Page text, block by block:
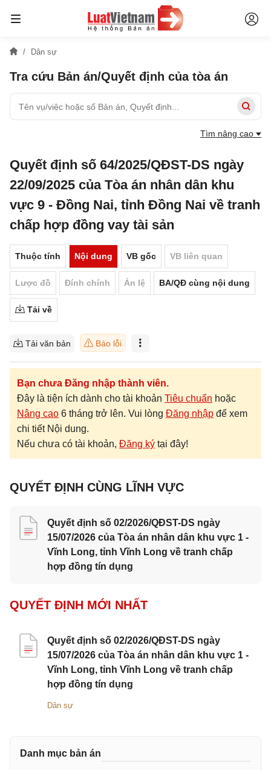
Dân sự
Tra cứu Bản án/Quyết định của tòa án
Tìm nâng cao
Quyết định số 64/2025/QĐST-DS ngày
22/09/2025 của Tòa án nhân dân khu
vực 9 - Đồng Nai, tỉnh Đồng Nai về tranh
chấp hợp đồng vay tài sản
Thuộc tính Nội dung VB gốc VB liên quan
Lược đồ Đính chính Án lệ BA/QĐ cùng nội dung
Tải về
Tải văn bản Báo lỗi
Bạn chưa Đăng nhập thành viên.
Đây là tiện ích dành cho tài khoản Tiêu chuẩn hoặc
Nâng cao 6 tháng trở lên. Vui lòng Đăng nhập để xem
chi tiết Nội dung.
Nếu chưa có tài khoản, Đăng ký tại đây!
QUYẾT ĐỊNH CÙNG LĨNH VỰC
Quyết định số 02/2026/QĐST-DS ngày
15/07/2026 của Tòa án nhân dân khu vực 1 -
Vĩnh Long, tỉnh Vĩnh Long về tranh chấp
hợp đồng tín dụng
QUYẾT ĐỊNH MỚI NHẤT
Quyết định số 02/2026/QĐST-DS ngày
15/07/2026 của Tòa án nhân dân khu vực 1 -
Vĩnh Long, tỉnh Vĩnh Long về tranh chấp
hợp đồng tín dụng
Dân sự
Danh mục bản án